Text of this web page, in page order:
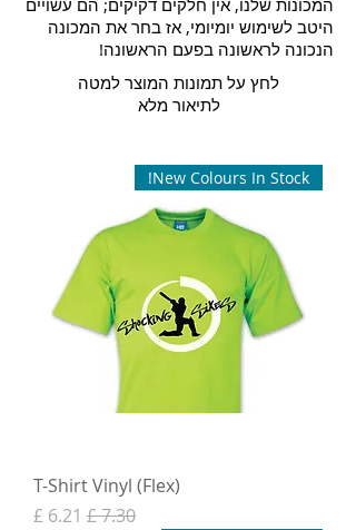
היטב לשימוש יומיומי, אז בחר את המכונה
הנכונה לראשונה בפעם הראשונה!
לחץ על תמונות המוצר למטה
לתיאור מלא
New Colours In Stock!
T-Shirt Vinyl (Flex)
מחיר רגילמחיר